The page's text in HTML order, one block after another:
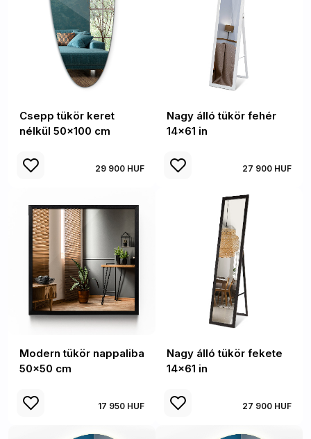
Csepp tükör keret
nélkül 50x100 cm
29 900 HUF
Nagy álló tükör fehér
14x61 in
27 900 HUF
Modern tükör nappaliba
50x50 cm
17 950 HUF
Nagy álló tükör fekete
14x61 in
27 900 HUF